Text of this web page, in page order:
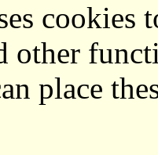
cookies
other
place